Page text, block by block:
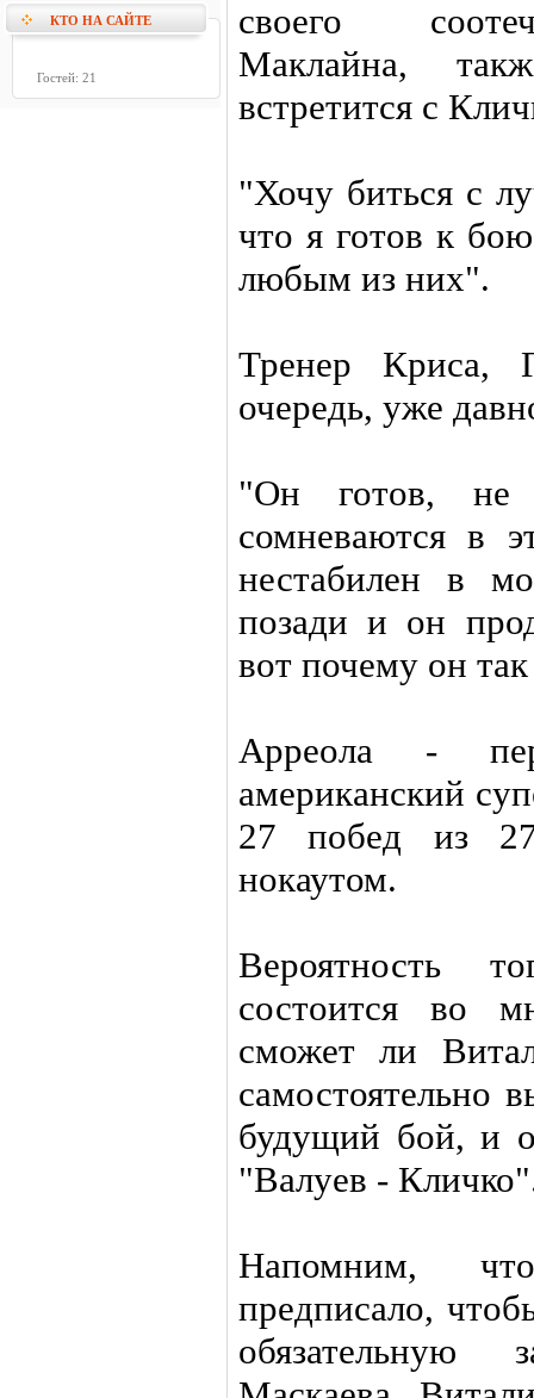
КТО НА САЙТЕ
Гостей: 21
своего
Маклайна,
встретится с
"Хочу биться с
что я готов к
любым из них".
Тренер Криса,
очередь, уже
"Он готов, не
сомневаются в
нестабилен в
позади и он
вот почему он
Арреола -
американский
27 побед из
нокаутом.
Вероятность
состоится во
сможет ли
самостоятельно
будущий бой, и
"Валуев -
Напомним,
предписало,